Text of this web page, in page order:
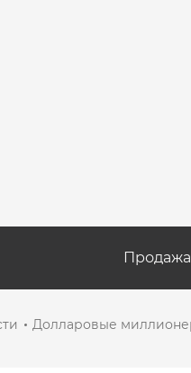
Продажа
Долларовые